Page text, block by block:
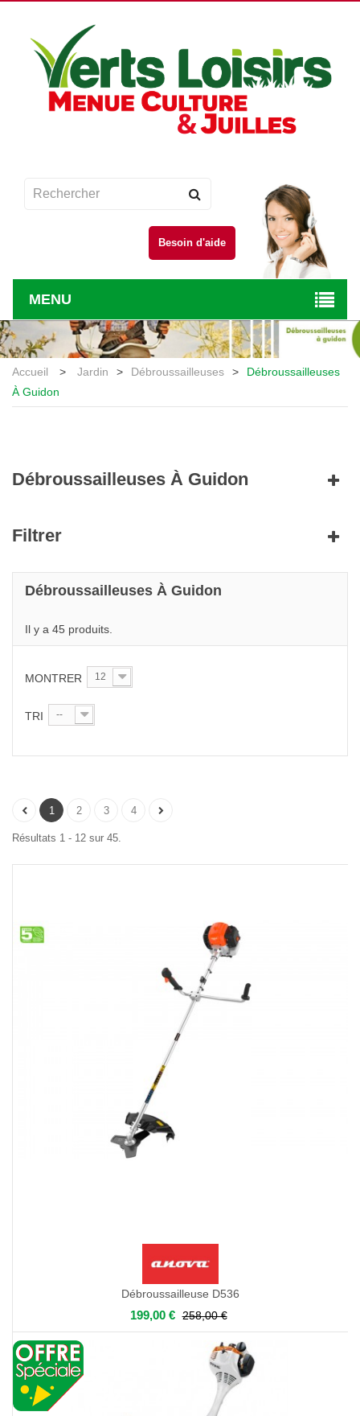
Besoin d'aide
MENU
Accueil > Jardin > Débroussailleuses >
Débroussailleuses
À Guidon
Débroussailleuses À Guidon
Filtrer
Débroussailleuses À Guidon
Il y a 45 produits.
MONTRER 12
TRI --
1 2 3 4
Résultats 1 - 12 sur 45.
Débroussailleuse D536
199,00 € 258,00 €